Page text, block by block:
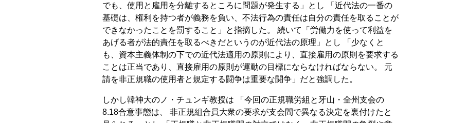
でも、使用と雇用を分離するところに問題が発生する」とし 「近代法の一番の
基礎は、権利を持つ者が義務を負い、不法行為の責任は自分の責任を取ることが
できなかったことを罰すること」と指摘した。 続いて「労働力を使って利益を
あげる者が法的責任を取るべきだというのが近代法の原理」とし 「少なくと
も、資本主義体制の下での近代法適用の原則により、直接雇用の原則を要求する
ことは正当であり、直接雇用の原則が運動の目標にならなければならない。 元
請を非正規職の使用者と規定する闘争は重要な闘争」だと強調した。
しかし韓神大のノ・チュンギ教授は 「今回の正規職労組と牙山・全州支会の
8.18合意事態は、 非正規組合員大衆の要求が支会間で異なる決定を裏付けたと